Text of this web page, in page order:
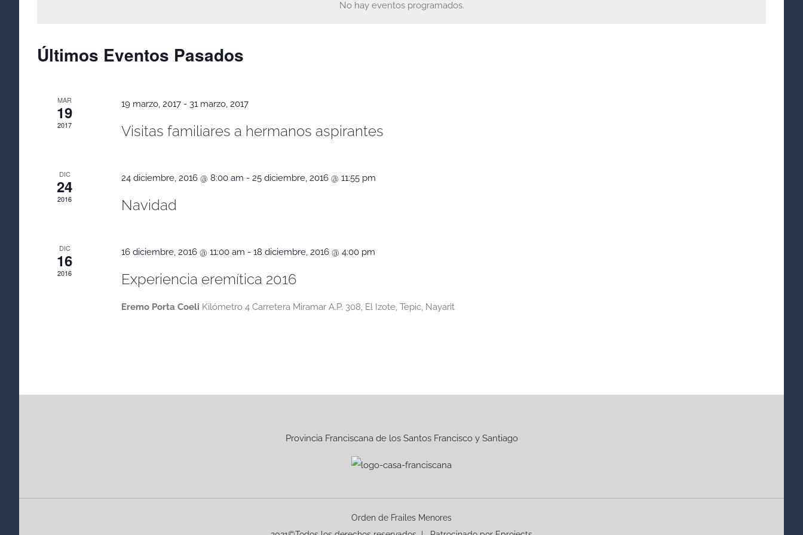
No hay eventos programados.
de
palabra
Últimos Eventos Pasados
MAR
19
2017
19 marzo, 2017- 31 marzo, 2017
Visitas familiares a hermanos aspirantes
DIC
24
2016
24 diciembre, 2016 @ 8:00 am - 25 diciembre, 2016 @ 11:55 pm
Navidad
DIC
16
2016
16 diciembre, 2016 @ 11:00 am - 18 diciembre, 2016 @ 4:00 pm
Experiencia eremítica 2016
Eremo Porta Coeli Kilómetro 4 Carretera Miramar A.P. 308, El Izote, Tepic, Nayarit
Provincia Franciscana de los Santos Francisco y Santiago
Orden de Frailes Menores